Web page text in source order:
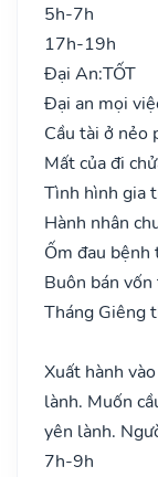
5h-7h
17h-19h
Đại An:TỐT
Đại an mọi
Cầu tài ở nẻo
Mất của đi
Tình hình gia
Hành nhân
Ốm đau
Buôn bán
Tháng Giêng
Xuất hành
lành. Muốn
yên lành.
7h-9h